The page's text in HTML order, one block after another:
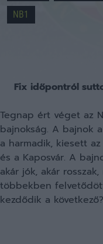
NB1
Fix időpontról
Tegnap ért véget az
bajnokság. A bajnok
a harmadik, kiesett
és a Kaposvár. A
akár jók, akár
többekben
kezdődik a következő?